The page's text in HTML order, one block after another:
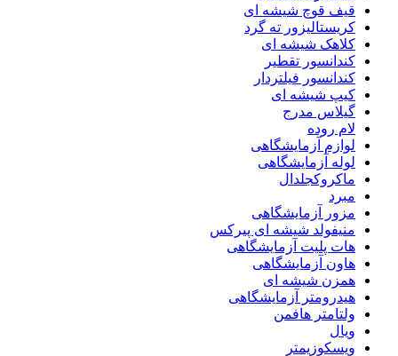
قیف قوچ شیشه ای
کریستالیزور ته گرد
کلاهک شیشه ای
کندانسور تقطیر
کندانسور فیلتردار
کیپ شیشه ای
گیلاس مدرج
لام روده
لوازم آزمایشگاهی
لوله آزمایشگاهی
ماکروکجلدال
مبرد
مزور آزمایشگاهی
منیفولد شیشه ای پیرکس
هات پلیت آزمایشگاهی
هاون آزمایشگاهی
همزن شیشه ای
هیدرومتر آزمایشگاهی
ولتامتر هافمن
ویال
ویسکوزیمتر